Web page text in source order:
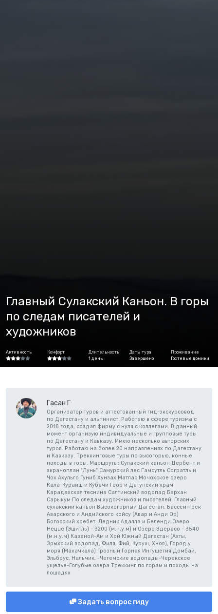
Главный Сулакский Каньон. В горы
по следам писателей и
художников
Активность Комфорт
Длительность
1 день
Даты тура
Завершено
Проживание
Гостевые домики
Гасан Г
Организатор туров и аттестованный гид-экскурсовод
по Дагестану и альпинист. Работаю в сфере туризма с
2018 года, создал фирму с нуля с коллегами. В данный
момент организую индивидуальные и групповые туры
по Дагестану и Кавказу. Имею несколько авторских
туров. Работаю на более 20 направлениях по Дагестану
и Кавказу. Треккинговые туры по высогорью, конные
походы в горы. Маршруты: Сулакский каньон Дербент и
экраноплан "Лунь" Самурский лес Гамсутль Согратль и
Чох Ахульго Гуниб Хунзах Матлас Мочохское озеро
Кала-Курайш и Кубачи Гоор и Датунский храм
Карадахская теснина Салтинский водопад Бархан
Сарыкум По следам художников и писателей. Главный
сулакский каньон Высокогорный Дагестан. Бассейн рек
Аварского и Андийского койсу (Авар и Анди Ор)
Богосский хребет. Ледник Адалла и Беленди Озеро
Нецце (Эшитль) - 3200 (м.н.у.м) и Озеро Эдерасо - 3540
(м.н.у.м) Казеной-Ам и Хой Южный Дагестан (Ахты,
Зрыхский водопад, Филя, Фий, Куруш, Хнов), Город у
моря (Махачкала) Грозный Горная Ингушетия Домбай,
Эльбрус, Нальчик, -Чегемские водопады-Черекское
ущелье-Голубые озера Треккинг по горам и походы на
лошадях
Задать вопрос гиду